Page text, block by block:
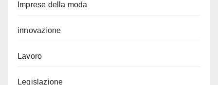
Imprese della moda
innovazione
Lavoro
Legislazione